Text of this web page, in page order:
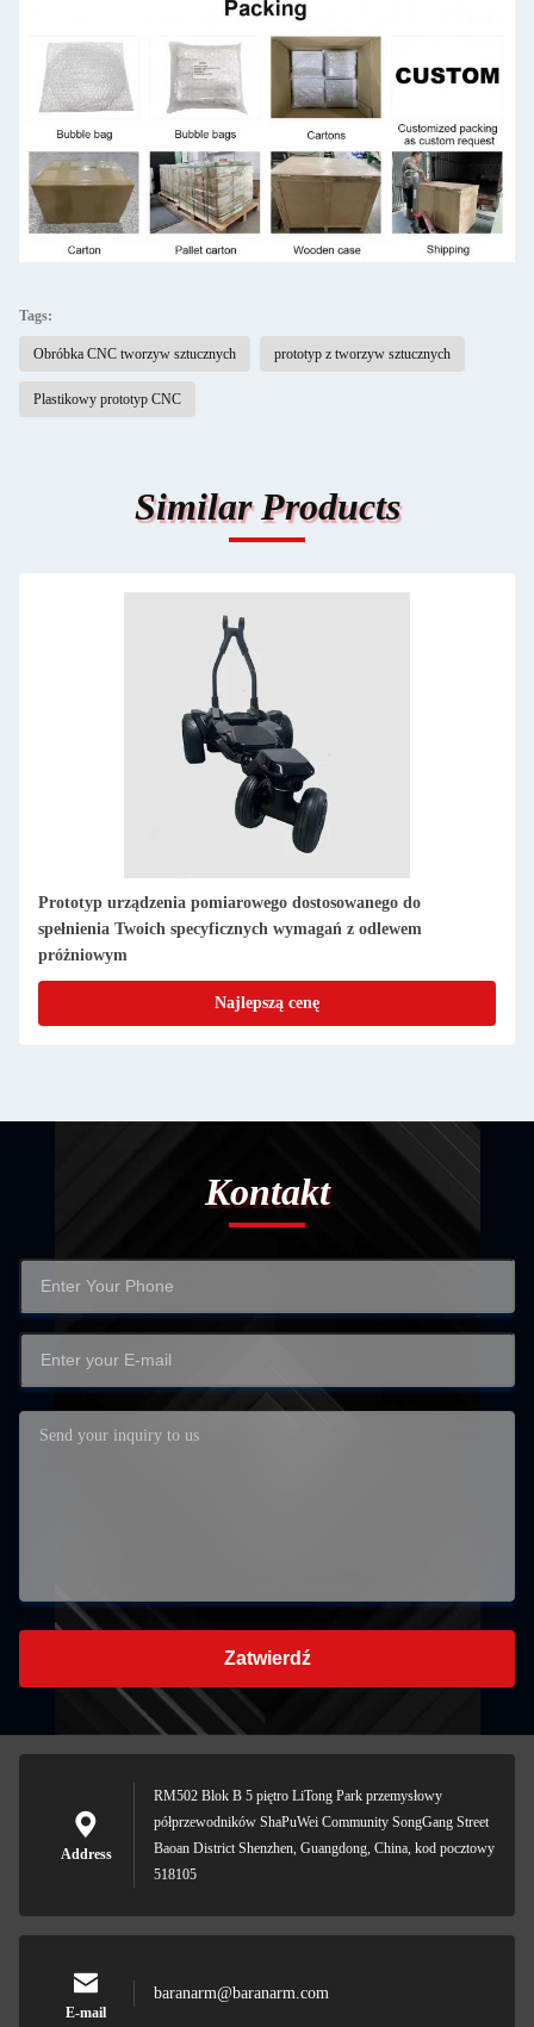
Tags:
Obróbka CNC tworzyw sztucznych prototyp z tworzyw sztucznych
Plastikowy prototyp CNC
Similar Products
Usługi obróbki prototypów urządzeń pomiarowych
precyzyjnych
Najlepszą cenę
Kontakt
Zatwierdź
Address
RM502 Blok B 5 piętro LiTong Park przemysłowy
półprzewodników ShaPuWei Community SongGang Street
Baoan District Shenzhen, Guangdong, China, kod pocztowy
518105
E-mail
baranarm@baranarm.com